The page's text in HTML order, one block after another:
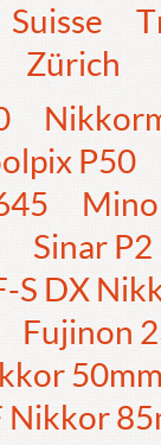
Suisse
Zürich
P50
Sinar P2
S DX
Fujinon
Nikkor